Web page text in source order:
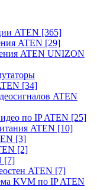
ATEN [365]
ATEN [29]
ATEN UNIZON
[34]
ATEN
по IP ATEN [25]
ATEN [10]
[3]
[2]
[7]
ATEN [7]
KVM по IP ATEN